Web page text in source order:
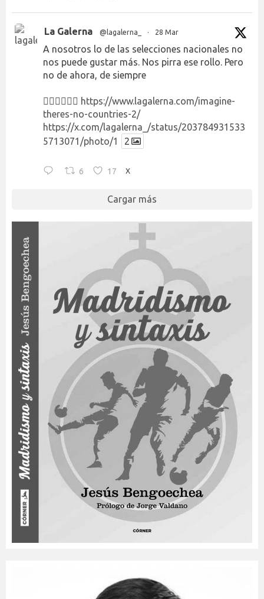
La Galerna @lagalerna_ · 28 Mar
A nosotros lo de las selecciones nacionales no
nos puede gustar más. Nos pirra ese rollo. Pero
no de ahora, de siempre
👉🏻👉🏻👉🏻 https://www.lagalerna.com/imagine-
theres-no-countries-2/
https://x.com/lagalerna_/status/203784931533
5713071/photo/1
2
6 17 X
Cargar más